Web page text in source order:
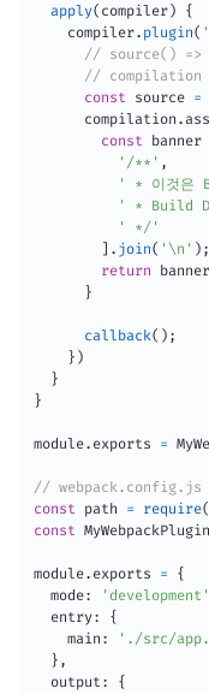
apply( compiler )
{
    compiler
. plugin(
// source() => 웹
// compilation 객
const source =
      compilation
.
const banner
'/**' ,
' * 이것은
' * Build
' */'
. join( '\n' ) ;
return banner
}
callback( ) ;
} )
}
}
module. exports =
// webpack.config.js
const path = require(
const MyWebpackPlugin
module. exports =
{
  mode
: 'development'
  entry
:
{
    main
:
'./src/
} ,
  output
:
{